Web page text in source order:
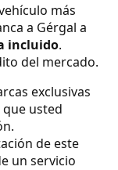
más
a Gérgal a
incluido.
del mercado.
exclusivas
usted
de este
un servicio